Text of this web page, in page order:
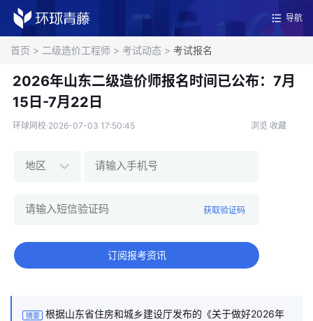
导航
首页 > 二级造价工程师 > 考试动态 > 考试报名
2026年山东二级造价师报名时间已公布：7月
15日-7月22日
环球网校·2026-07-03 17:50:45 浏览 收藏
获取验证码
订阅报考资讯
摘要
根据山东省住房和城乡建设厅发布的《关于做好2026年